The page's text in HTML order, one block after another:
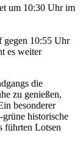
um 10:30 Uhr im
gegen 10:55 Uhr
es weiter
die
zu genießen,
besonderer
historische
führten Lotsen